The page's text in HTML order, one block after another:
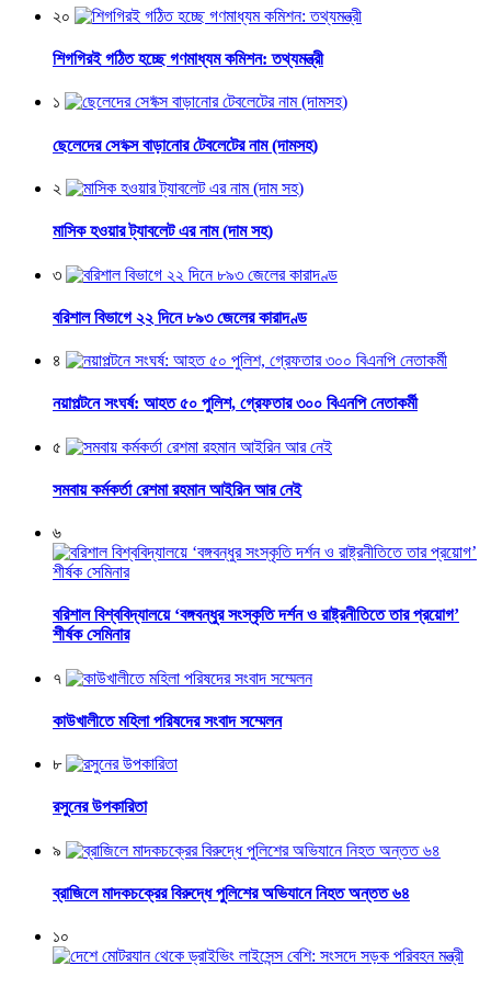
২০
শিগগিরই গঠিত হচ্ছে গণমাধ্যম কমিশন: তথ্যমন্ত্রী
১
ছেলেদের সে*ক্স বাড়ানোর টেবলেটের নাম (দামসহ)
২
মাসিক হওয়ার ট্যাবলেট এর নাম (দাম সহ)
৩
বরিশাল বিভাগে ২২ দিনে ৮৯৩ জেলের কারাদণ্ড
৪
নয়াপল্টনে সংঘর্ষ: আহত ৫০ পুলিশ, গ্রেফতার ৩০০ বিএনপি নেতাকর্মী
৫
সমবায় কর্মকর্তা রেশমা রহমান আইরিন আর নেই
৬
বরিশাল বিশ্ববিদ্যালয়ে ‘বঙ্গবন্ধুর সংস্কৃতি দর্শন ও রাষ্ট্রনীতিতে তার প্রয়োগ’
শীর্ষক সেমিনার
৭
কাউখালীতে মহিলা পরিষদের সংবাদ সম্মেলন
৮
রসুনের উপকারিতা
৯
ব্রাজিলে মাদকচক্রের বিরুদ্ধে পুলিশের অভিযানে নিহত অন্তত ৬৪
১০